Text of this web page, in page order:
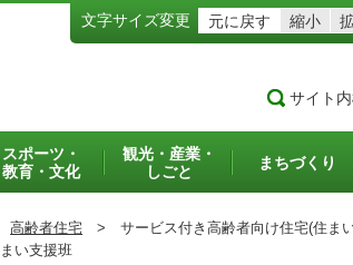
文字サイズ変更 元に戻す 縮小
サイト
スポーツ・
教育・文化
観光・産業・
しごと
まちづくり
高齢者住宅 > サービス付き高齢者向け住宅(住ま
い支援班